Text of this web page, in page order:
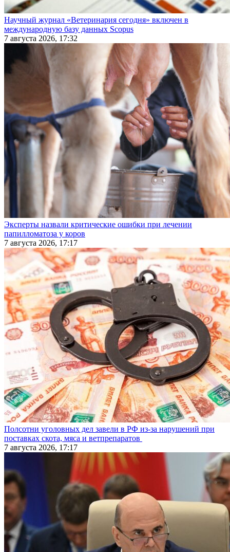
Научный журнал «Ветеринария сегодня» включен в
международную базу данных Scopus
7 августа 2026, 17:32
Эксперты назвали критические ошибки при лечении
папилломатоза у коров
7 августа 2026, 17:17
Полсотни уголовных дел завели в РФ из-за нарушений при
поставках скота, мяса и ветпрепаратов
7 августа 2026, 17:17